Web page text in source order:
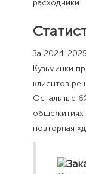
расходники.
За 2024-
Кузьминки
клиентов
Остальные
общежитиях
повторная